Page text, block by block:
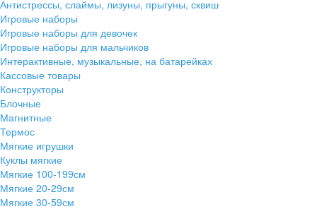
Антистрессы, слаймы, лизуны, прыгуны, сквиш
Игровые наборы
Игровые наборы для девочек
Игровые наборы для мальчиков
Интерактивные, музыкальные, на батарейках
Кассовые товары
Конструкторы
Блочные
Магнитные
Термос
Мягкие игрушки
Куклы мягкие
Мягкие 100-199см
Мягкие 20-29см
Мягкие 30-59см